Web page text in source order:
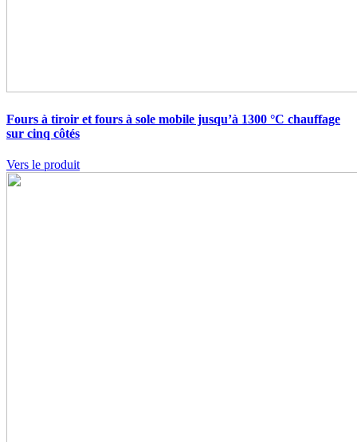
Fours à tiroir et fours à sole mobile jusqu’à 1300 °C chauffage
sur cinq côtés
Vers le produit